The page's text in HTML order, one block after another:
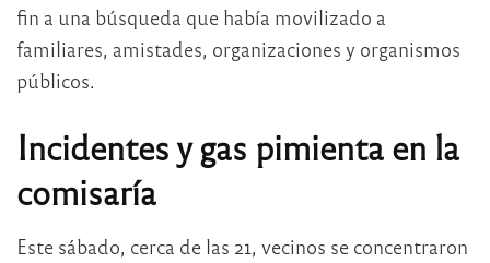
fin a una búsqueda que había movilizado a
familiares, amistades, organizaciones y organismos
públicos.
Incidentes y gas pimienta en la
comisaría
Este sábado, cerca de las 21, vecinos se concentraron